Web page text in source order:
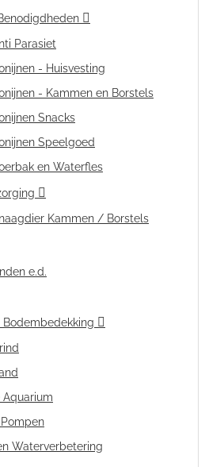
Parasiet
- Huisvesting
- Kammen en Borstels
Snacks
Speelgoed
en Waterfles
Kammen / Borstels
e.d.
Bodembedekking
Aquarium
Waterverbetering